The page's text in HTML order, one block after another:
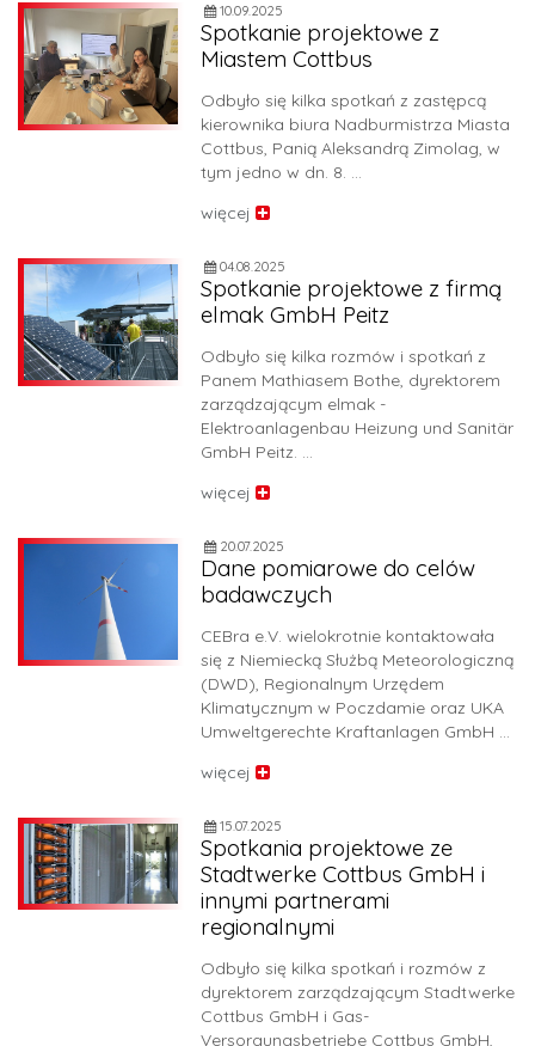
10.09.2025
Spotkanie projektowe z
Miastem Cottbus
Odbyło się kilka spotkań z zastępcą
kierownika biura Nadburmistrza Miasta
Cottbus, Panią Aleksandrą Zimolag, w
tym jedno w dn. 8. …
więcej
04.08.2025
Spotkanie projektowe z firmą
elmak GmbH Peitz
Odbyło się kilka rozmów i spotkań z
Panem Mathiasem Bothe, dyrektorem
zarządzającym elmak -
Elektroanlagenbau Heizung und Sanitär
GmbH Peitz. …
więcej
20.07.2025
Dane pomiarowe do celów
badawczych
CEBra e.V. wielokrotnie kontaktowała
się z Niemiecką Służbą Meteorologiczną
(DWD), Regionalnym Urzędem
Klimatycznym w Poczdamie oraz UKA
Umweltgerechte Kraftanlagen GmbH …
więcej
15.07.2025
Spotkania projektowe ze
Stadtwerke Cottbus GmbH i
innymi partnerami
regionalnymi
Odbyło się kilka spotkań i rozmów z
dyrektorem zarządzającym Stadtwerke
Cottbus GmbH i Gas-
Versorgungsbetriebe Cottbus GmbH,